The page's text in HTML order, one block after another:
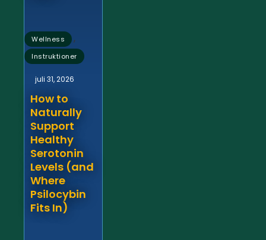
Wellness ,
Instruktioner
juli 31, 2026
How to
Naturally
Support
Healthy
Serotonin
Levels (and
Where
Psilocybin
Fits In)